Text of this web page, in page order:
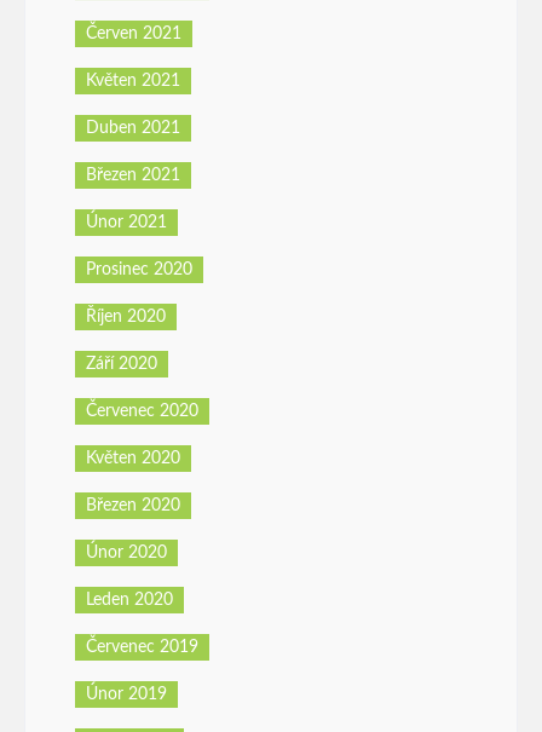
Červen 2021
Květen 2021
Duben 2021
Březen 2021
Únor 2021
Prosinec 2020
Říjen 2020
Září 2020
Červenec 2020
Květen 2020
Březen 2020
Únor 2020
Leden 2020
Červenec 2019
Únor 2019